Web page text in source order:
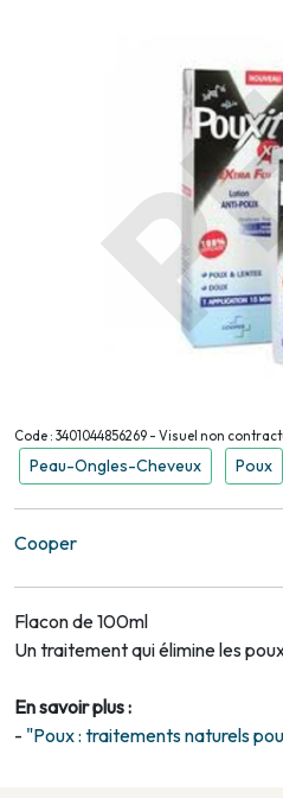
Code : 3401044856269 - Visuel non
Peau-Ongles-Cheveux Poux
Cooper
Flacon de 100ml
Un traitement qui élimine les
En savoir plus :
- "Poux : traitements naturels